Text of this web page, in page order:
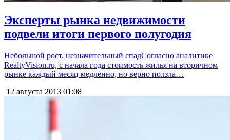
Эксперты рынка недвижимости
подвели итоги первого полугодия
Небольшой рост, незначительный спадСогласно аналитике
RealtyVision.ru, с начала года стоимость жилья на вторичном
рынке каждый месяц медленно, но верно ползла…
12 августа 2013 01:08